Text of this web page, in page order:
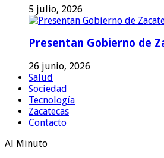
5 julio, 2026
Presentan Gobierno de
26 junio, 2026
Salud
Sociedad
Tecnología
Zacatecas
Contacto
Al Minuto